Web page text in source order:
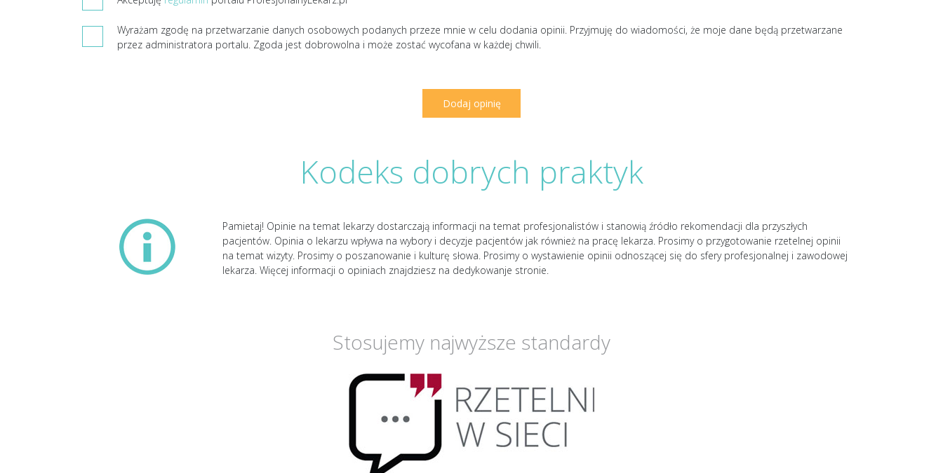
Wyrażam zgodę na przetwarzanie danych osobowych podanych przeze mnie w celu dodania opinii. Przyjmuję do wiadomości, że moje dane będą przetwarzane
przez administratora portalu. Zgoda jest dobrowolna i może zostać wycofana w każdej chwili.
Kodeks dobrych praktyk
Pamietaj! Opinie na temat lekarzy dostarczają informacji na temat profesjonalistów i stanowią źródło rekomendacji dla przyszłych
pacjentów. Opinia o lekarzu wpływa na wybory i decyzje pacjentów jak również na pracę lekarza. Prosimy o przygotowanie rzetelnej opinii
na temat wizyty. Prosimy o poszanowanie i kulturę słowa. Prosimy o wystawienie opinii odnoszącej się do sfery profesjonalnej i zawodowej
lekarza. Więcej informacji o opiniach znajdziesz na dedykowanje stronie.
Stosujemy najwyższe standardy